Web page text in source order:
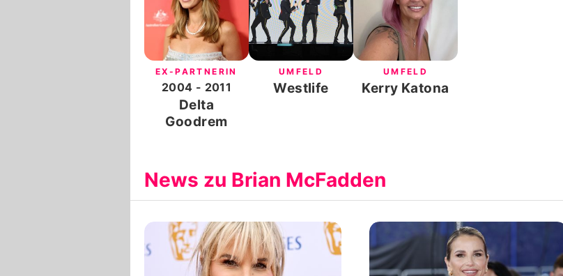
EX-PARTNERIN
2004 - 2011
Delta
Goodrem
UMFELD
Westlife
UMFELD
Kerry Katona
News zu Brian McFadden